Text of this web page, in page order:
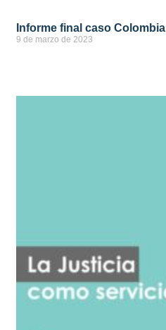
Informe final caso Colombia
9 de marzo de 2023